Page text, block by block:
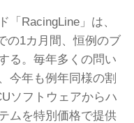
「RacingLine」は、
の1カ月間、恒例のブ
る。毎年多くの問い
今年も例年同様の割
ソフトウェアからハ
ムを特別価格で提供